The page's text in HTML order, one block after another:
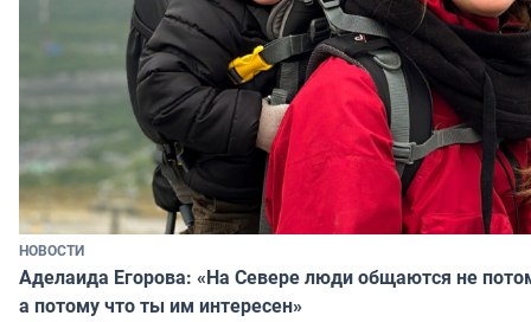
НОВОСТИ
Аделаида Егорова: «На Севере люди общаются не
а потому что ты им интересен»